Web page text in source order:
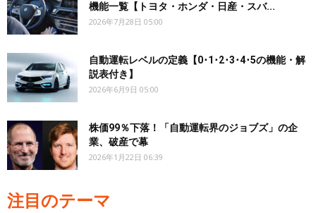
機能一覧【トヨタ・ホンダ・日産・スバ...
2026年7月28日 05:00
自動運転レベルの定義【0･1･2･3･4･5の機能・解
説表付き】
2026年6月9日 05:00
株価99％下落！「自動運転界のジョブズ」の企
業、破産で幕
2026年1月22日 06:39
注目のテーマ